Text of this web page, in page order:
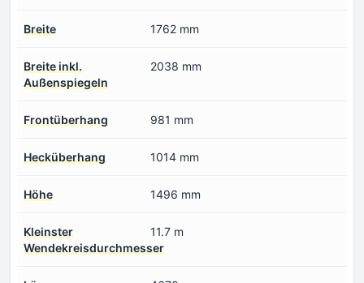
Breite 1762 mm
Breite inkl.
Außenspiegeln
2038 mm
Frontüberhang 981 mm
Hecküberhang 1014 mm
Höhe 1496 mm
Kleinster
Wendekreisdurchmesser
11.7 m